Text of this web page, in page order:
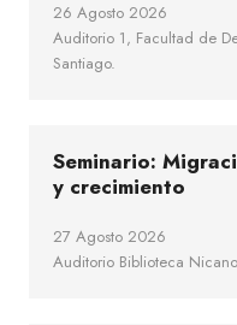
26 Agosto 2026
Auditorio 1, Facultad de
Santiago.
Seminario:
y crecimiento
27 Agosto 2026
Auditorio Biblioteca